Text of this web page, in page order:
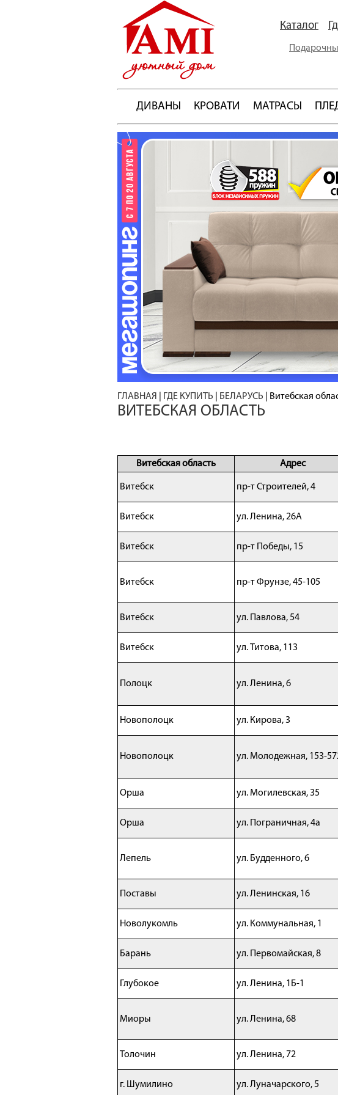
Каталог
ДИВАНЫ КРОВАТИ МАТРАСЫ
ГЛАВНАЯ ГДЕ КУПИТЬ БЕЛАРУСЬ Витебская
ВИТЕБСКАЯ ОБЛАСТЬ
Витебская область Адрес
Витебск пр-т Строителей, 4
Витебск ул. Ленина, 26А
Витебск пр-т Победы, 15
Витебск пр-т Фрунзе, 45-105
Витебск ул. Павлова, 54
Витебск ул. Титова, 113
Полоцк ул. Ленина, 6
Новополоцк ул. Кирова, 3
Новополоцк ул. Молодежная, 153-
Орша ул. Могилевская, 35
Орша ул. Пограничная, 4а
Лепель ул. Будденного, 6
Поставы ул. Ленинская, 16
Новолукомль ул. Коммунальная, 1
Барань ул. Первомайская, 8
Глубокое ул.Ленина, 1Б-1
Миоры ул. Ленина, 68
Толочин ул. Ленина, 72
г. Шумилино ул. Луначарского, 5